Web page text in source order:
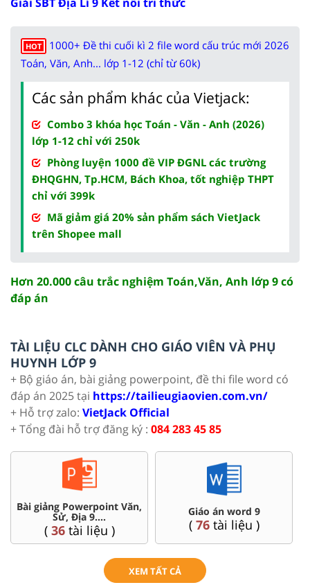
HOT
1000+ Đề thi cuối kì 2 file word cấu trúc mới 2026
Toán, Văn, Anh... lớp 1-12 (chỉ từ 60k)
Các sản phẩm khác của Vietjack:
Combo 3 khóa học Toán - Văn - Anh (2026)
lớp 1-12 chỉ với 250k
Phòng luyện 1000 đề VIP ĐGNL các trường
ĐHQGHN, Tp.HCM, Bách Khoa, tốt nghiệp THPT
chỉ với 399k
Mã giảm giá 20% sản phẩm sách VietJack
trên Shopee mall
Hơn 20.000 câu trắc nghiệm Toán,Văn, Anh lớp 9 có
đáp án
TÀI LIỆU CLC DÀNH CHO GIÁO VIÊN VÀ PHỤ
HUYNH LỚP 9
+ Bộ giáo án, bài giảng powerpoint, đề thi file word có
đáp án 2025 tại https://tailieugiaovien.com.vn/
+ Hỗ trợ zalo: VietJack Official
+ Tổng đài hỗ trợ đăng ký : 084 283 45 85
Bài giảng Powerpoint Văn,
Sử, Địa 9....
( 36tài liệu )
Giáo án word 9
( 76tài liệu )
XEM TẤT CẢ